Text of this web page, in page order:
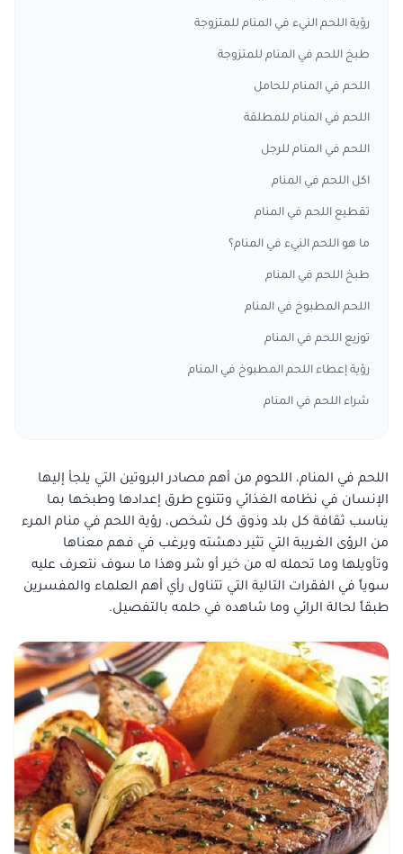
رؤية اللحم النيء في المنام للمتزوجة
طبخ اللحم في المنام للمتزوجة
اللحم في المنام للحامل
اللحم في المنام للمطلقة
اللحم في المنام للرجل
اكل اللحم في المنام
تقطيع اللحم في المنام
ما هو اللحم النيء في المنام؟
طبخ اللحم في المنام
اللحم المطبوخ في المنام
توزيع اللحم في المنام
رؤية إعطاء اللحم المطبوخ في المنام
شراء اللحم في المنام
اللحم في المنام، اللحوم من أهم مصادر البروتين التي يلجأ إليها
الإنسان في نظامه الغذائي وتتنوع طرق إعدادها وطبخها بما
يناسب ثقافة كل بلد وذوق كل شخص، رؤية اللحم في منام المرء
من الرؤى الغريبة التي تثير دهشته ويرغب في فهم معناها
وتأويلها وما تحمله له من خير أو شر وهذا ما سوف نتعرف عليه
سوياً في الفقرات التالية التي تتناول رأي أهم العلماء والمفسرين
طبقاً لحالة الرائي وما شاهده في حلمه بالتفصيل.